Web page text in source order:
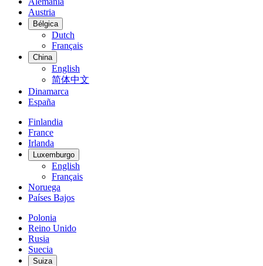
Austria
Bélgica
Dutch
Français
China
English
简体中文
Dinamarca
España
Finlandia
France
Irlanda
Luxemburgo
English
Français
Noruega
Países Bajos
Polonia
Reino Unido
Rusia
Suecia
Suiza